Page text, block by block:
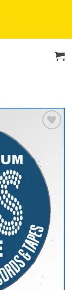
Wunschliste
hinzufügen